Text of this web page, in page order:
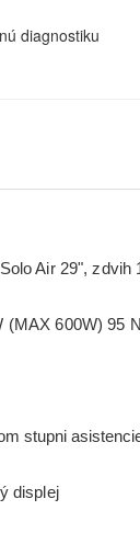
diagnostiku
Air 29",
(MAX 600W) 95
stupni
displej